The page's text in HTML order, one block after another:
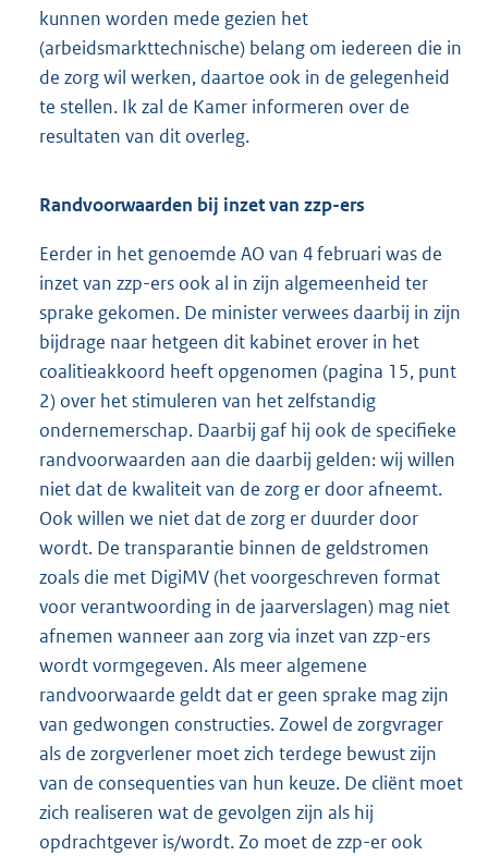
kunnen worden mede gezien het
(arbeidsmarkttechnische) belang om iedereen die in
de zorg wil werken, daartoe ook in de gelegenheid
te stellen. Ik zal de Kamer informeren over de
resultaten van dit overleg.
Randvoorwaarden bij inzet van zzp-ers
Eerder in het genoemde AO van 4 februari was de
inzet van zzp-ers ook al in zijn algemeenheid ter
sprake gekomen. De minister verwees daarbij in zijn
bijdrage naar hetgeen dit kabinet erover in het
coalitieakkoord heeft opgenomen (pagina 15, punt
2) over het stimuleren van het zelfstandig
ondernemerschap. Daarbij gaf hij ook de specifieke
randvoorwaarden aan die daarbij gelden: wij willen
niet dat de kwaliteit van de zorg er door afneemt.
Ook willen we niet dat de zorg er duurder door
wordt. De transparantie binnen de geldstromen
zoals die met DigiMV (het voorgeschreven format
voor verantwoording in de jaarverslagen) mag niet
afnemen wanneer aan zorg via inzet van zzp-ers
wordt vormgegeven. Als meer algemene
randvoorwaarde geldt dat er geen sprake mag zijn
van gedwongen constructies. Zowel de zorgvrager
als de zorgverlener moet zich terdege bewust zijn
van de consequenties van hun keuze. De cliënt moet
zich realiseren wat de gevolgen zijn als hij
opdrachtgever is/wordt. Zo moet de zzp-er ook